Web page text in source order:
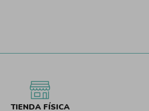
TIENDA FÍSICA